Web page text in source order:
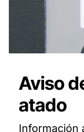
Aviso
atado
Información